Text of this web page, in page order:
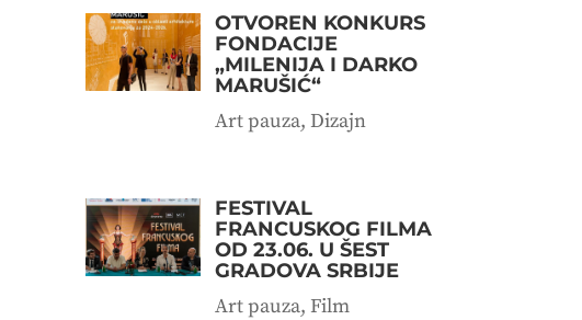
OTVOREN KONKURS
FONDACIJE
„MILENIJA I DARKO
MARUŠIĆ“
Art pauza, Dizajn
FESTIVAL
FRANCUSKOG FILMA
OD 23.06. U ŠEST
GRADOVA SRBIJE
Art pauza, Film